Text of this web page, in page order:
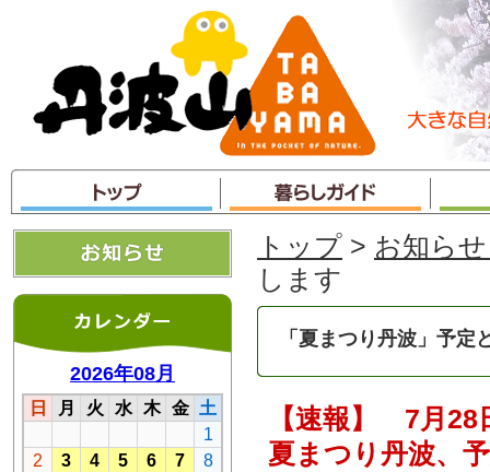
ャ
ン
プ
トップ > お知ら
します
「夏まつり丹波」予定
【速報】 7月
夏まつり丹波、